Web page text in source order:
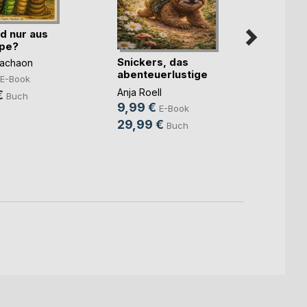
nur aus
E-Book
Buch
Snickers, das
abenteuerlustige
Faultier
Anja Roell
9,99 € E-Book
29,99 € Buch